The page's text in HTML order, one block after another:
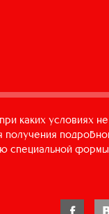
каких условиях
специальной